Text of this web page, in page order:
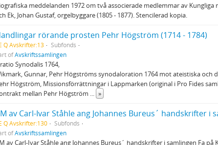
meddelanden 1972 om två associerade medlemmar av Kungliga
Ek, Johan Gustaf, orgelbyggare (1805 - 1877). Stencilerad kopia.
rörande prosten Pehr Högström (1714 - 1784)
Q Avskrifter:13
Subfonds
ofAvskriftssamlingen
Synodalis 1764,
Gunnar, Pehr Högströms synodaloration 1764 mot ateistiska och
Högström, Missionsförrättningar i Lappmarken (original i Pro Fides
mellan Pehr Högström
»
Q Avskrifter:130
Subfonds
ofAvskriftssamlingen
av Carl-Ivar Ståhle ang Johannes Bureus´ handskrifter i samlingen Fa på